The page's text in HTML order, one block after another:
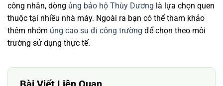
công nhân, dòng ủng bảo hộ Thùy Dương là lựa chọn quen
thuộc tại nhiều nhà máy. Ngoài ra bạn có thể tham khảo
thêm nhóm ủng cao su đi công trường để chọn theo môi
trường sử dụng thực tế.